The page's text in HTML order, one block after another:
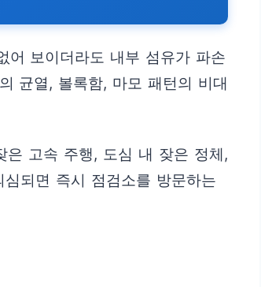
어 보이더라도 내부 섬유가 파손
균열, 볼록함, 마모 패턴의 비대
은 고속 주행, 도심 내 잦은 정체,
되면 즉시 점검소를 방문하는